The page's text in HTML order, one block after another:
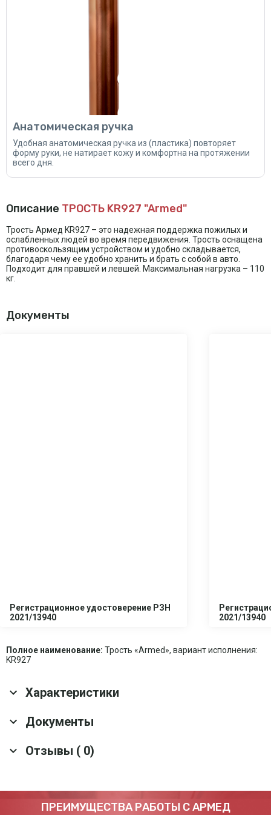
Анатомическая ручка
Удобная анатомическая ручка из (пластика) повторяет
форму руки, не натирает кожу и комфортна на протяжении
всего дня.
Описание ТРОСТЬ KR927 "Armed"
Трость Армед KR927 – это надежная поддержка пожилых и
ослабленных людей во время передвижения. Трость оснащена
противоскользящим устройством и удобно складывается,
благодаря чему ее удобно хранить и брать с собой в авто.
Подходит для правшей и левшей. Максимальная нагрузка – 110
кг.
Документы
Регистрационное удостоверение РЗН
2021/13940
2021/13940
Полное наименование: Трость «Armed», вариант исполнения:
KR927
Характеристики
Основные характеристики
Материал трости
Сменная опорная
Да
Документы
Скачать все документы
Отзывы ( 0)
Оставить отзыв
ПРЕИМУЩЕСТВА РАБОТЫ С АРМЕД